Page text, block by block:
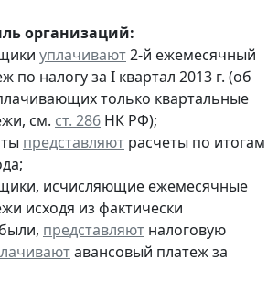
организаций:
уплачивают2-й ежемесячный
по налогу за I квартал 2013 г. (об
только квартальные
см. ст. 286 НК РФ);
представляют расчеты по итогам
исчисляющие ежемесячные
исходя из фактически
представляют налоговую
авансовый платеж за